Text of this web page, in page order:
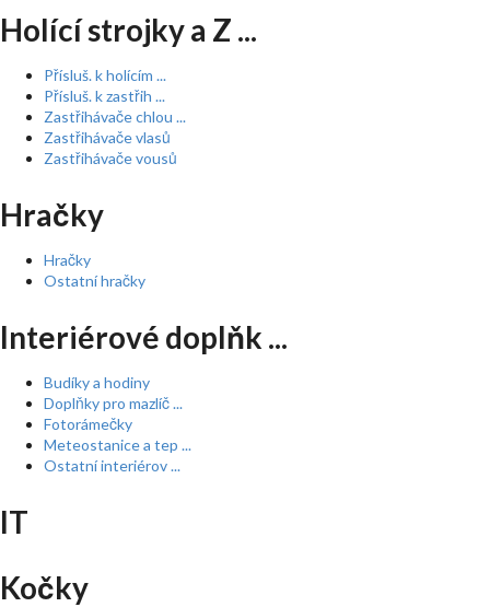
Holící strojky a Z ...
Přísluš. k holícím ...
Přísluš. k zastřih ...
Zastřihávače chlou ...
Zastřihávače vlasů
Zastřihávače vousů
Hračky
Hračky
Ostatní hračky
Interiérové doplňk ...
Budíky a hodiny
Doplňky pro mazlíč ...
Fotorámečky
Meteostanice a tep ...
Ostatní interiérov ...
IT
Kočky